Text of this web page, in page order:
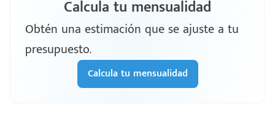
Calcula tu mensualidad
Obtén una estimación que se ajuste a tu
presupuesto.
Calcula tu mensualidad